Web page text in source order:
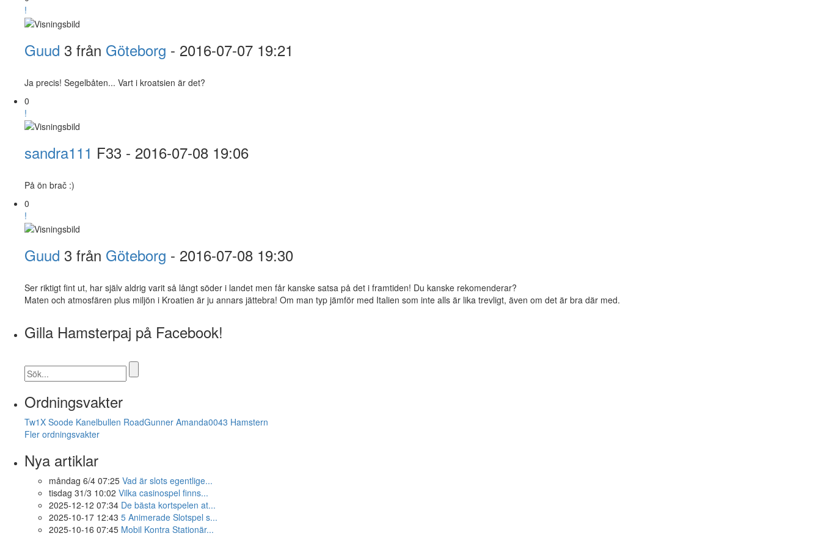
!
Guud 3 från Göteborg - 2016-07-07 19:21
Ja precis! Segelbåten... Vart i kroatsien är det?
0
!
sandra111 F33 - 2016-07-08 19:06
På ön brač :)
0
!
Guud 3 från Göteborg - 2016-07-08 19:30
Ser riktigt fint ut, har själv aldrig varit så långt söder i landet men får kanske satsa på det i framtiden! Du kanske rekomenderar?
Maten och atmosfären plus miljön i Kroatien är ju annars jättebra! Om man typ jämför med Italien som inte alls är lika trevligt, även om det är bra där med.
Gilla Hamsterpaj på Facebook!
Ordningsvakter
Tw1X Soode Kanelbullen RoadGunner Amanda0043 Hamstern
Fler ordningsvakter
Nya artiklar
måndag 6/4 07:25 Vad är slots egentlige...
tisdag 31/3 10:02 Vilka casinospel finns...
2025-12-12 07:34 De bästa kortspelen at...
2025-10-17 12:43 5 Animerade Slotspel s...
2025-10-16 07:45 Mobil Kontra Stationär...